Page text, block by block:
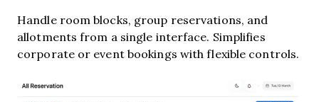
Handle room blocks, group reservations, and
allotments from a single interface. Simplifies
corporate or event bookings with flexible controls.